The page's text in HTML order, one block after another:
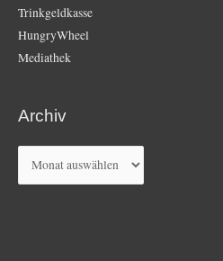
Trinkgeldkasse
HungryWheel
Mediathek
Archiv